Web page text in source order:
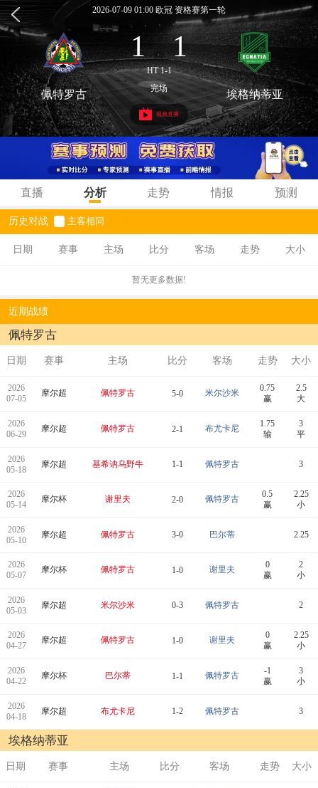
2026-07-09 01:00 欧冠 资格赛第一轮
1 : 1
HT 1-1
佩特罗古 完场 埃格纳蒂亚
视频直播
直播 分析 走势 情报 预测
历史对战 主客相同
日期 赛事 主场 比分 客场 走势 大小
暂无更多数据!
近期战绩
佩特罗古
日期 赛事 主场 比分 客场 走势 大小
2026
07-05
摩尔超 佩特罗古 5-0 米尔沙米
0.75
赢
2.5
大
2026
06-29
摩尔超 佩特罗古 2-1 布尤卡尼
1.75
输
3
平
2026
05-18
摩尔超 基希讷乌野牛 1-1 佩特罗古 3
2026
05-14
摩尔杯 谢里夫 2-0 佩特罗古
0.5
赢
2.25
小
2026
05-10
摩尔超 佩特罗古 3-0 巴尔蒂 2.25
2026
05-07
摩尔杯 佩特罗古 1-0 谢里夫
0
赢
2
小
2026
05-03
摩尔超 米尔沙米 0-3 佩特罗古 2
2026
04-27
摩尔超 佩特罗古 1-0 谢里夫
0
赢
2.25
小
2026
04-22
摩尔杯 巴尔蒂 1-1 佩特罗古
-1
赢
3
小
2026
04-18
摩尔超 布尤卡尼 1-2 佩特罗古 3
埃格纳蒂亚
日期 赛事 主场 比分 客场 走势 大小